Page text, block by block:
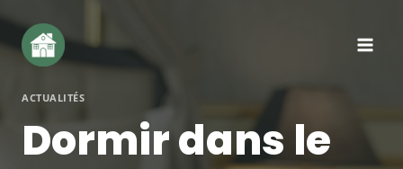
contenu
ACTUALITÉS
Dormir dans le